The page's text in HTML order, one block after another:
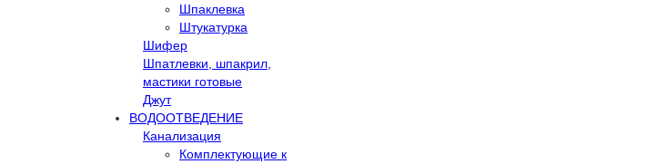
Шпаклевка
Штукатурка
Шифер
Шпатлевки, шпакрил,
мастики готовые
Джут
ВОДООТВЕДЕНИЕ
Канализация
Комплектующие к